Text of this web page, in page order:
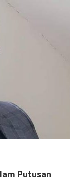
Putusan